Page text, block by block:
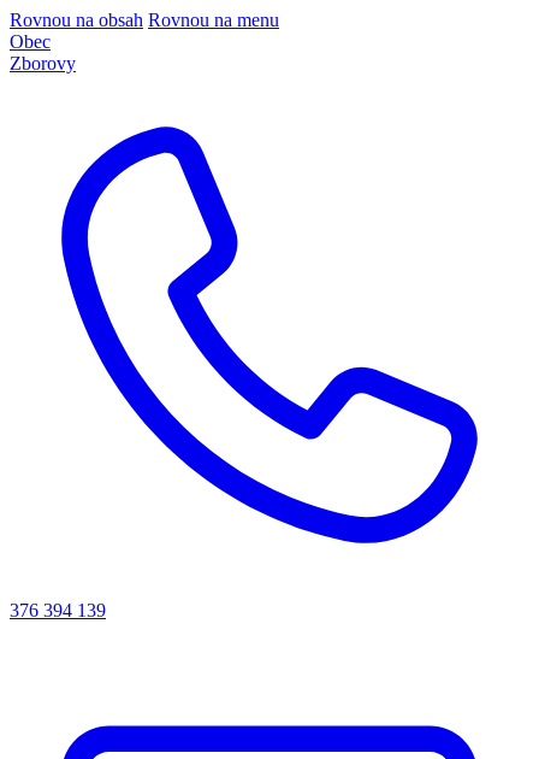
Rovnou na obsah Rovnou na menu
Obec
Zborovy
376 394 139